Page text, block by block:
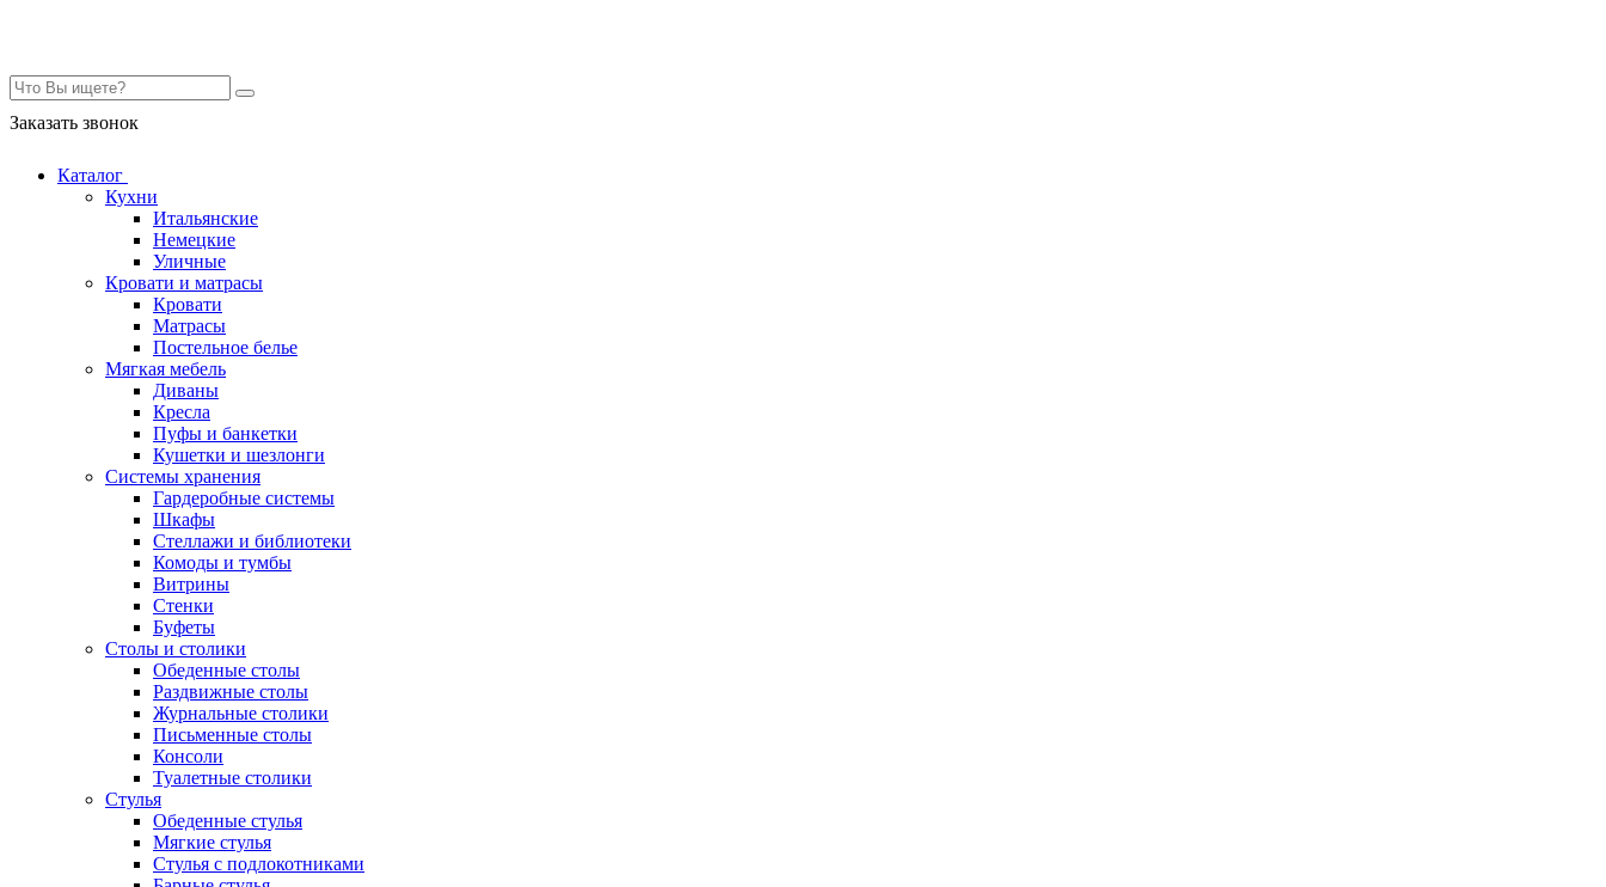
Заказать звонок
Каталог
Кухни
Итальянские
Немецкие
Уличные
Кровати и матрасы
Кровати
Матрасы
Постельное белье
Мягкая мебель
Диваны
Кресла
Пуфы и банкетки
Кушетки и шезлонги
Системы хранения
Гардеробные системы
Шкафы
Стеллажи и библиотеки
Комоды и тумбы
Витрины
Стенки
Буфеты
Столы и столики
Обеденные столы
Раздвижные столы
Журнальные столики
Письменные столы
Консоли
Туалетные столики
Стулья
Обеденные стулья
Мягкие стулья
Стулья с подлокотниками